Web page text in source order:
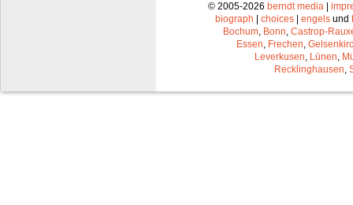
© 2005-2026 berndt media|
biograph
choices engels und
Bochum, Bonn, Castrop-
Essen, Frechen,
Leverkusen, Lünen,
Recklinghausen,